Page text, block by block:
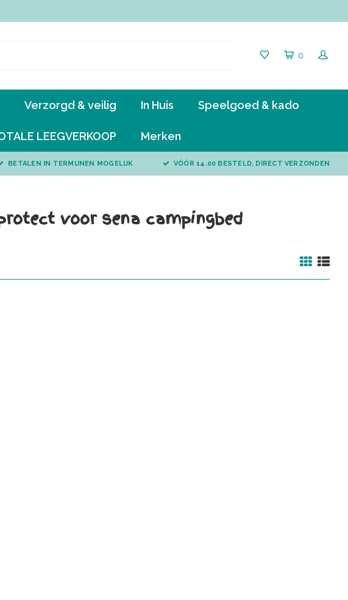
0
Verzorgd & veilig In Huis Speelgoed & kado
LEEGVERKOOP Merken
BETALEN IN TERMIJNEN MOGELIJK VÓÓR 14.00 BESTELD, DIRECT VERZONDEN
voor sena campingbed